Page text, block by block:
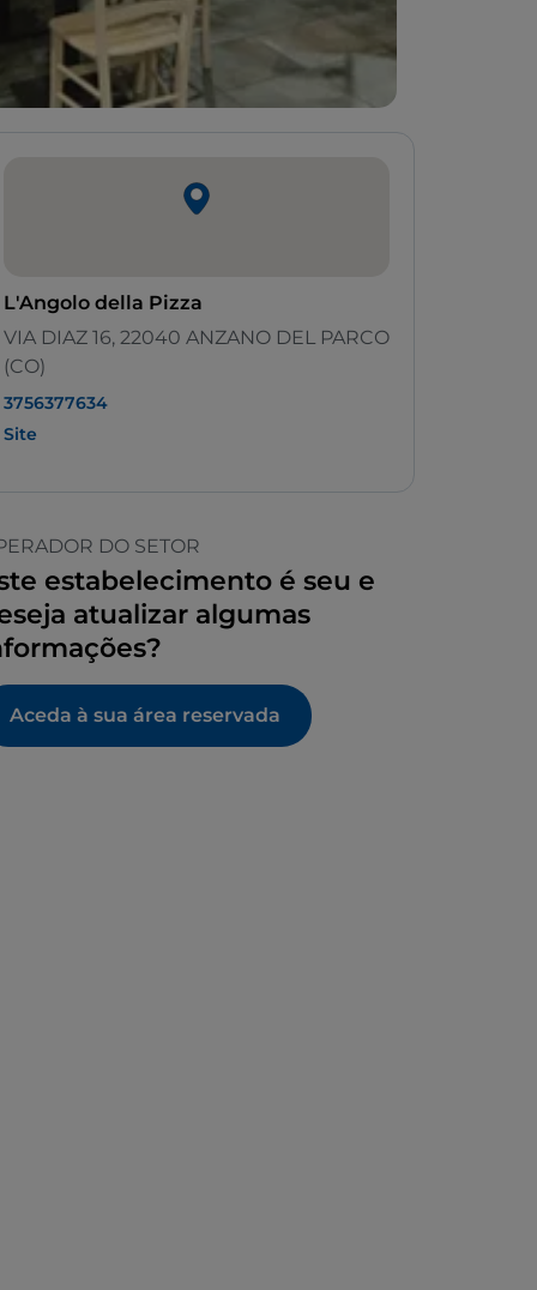
L'Angolo della Pizza
VIA DIAZ 16, 22040 ANZANO DEL PARCO
(CO)
3756377634
Site
DO SETOR
estabelecimento é seu e
atualizar algumas
Aceda à sua área reservada